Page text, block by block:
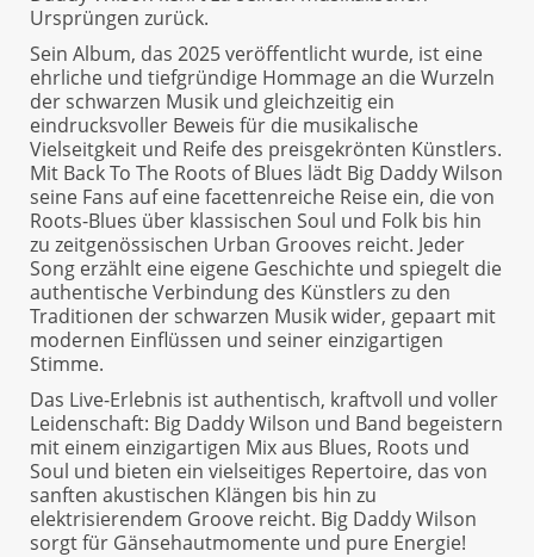
Ursprüngen zurück.
Sein Album, das 2025 veröffentlicht wurde, ist eine
ehrliche und tiefgründige Hommage an die Wurzeln
der schwarzen Musik und gleichzeitig ein
eindrucksvoller Beweis für die musikalische
Vielseitgkeit und Reife des preisgekrönten Künstlers.
Mit Back To The Roots of Blues lädt Big Daddy Wilson
seine Fans auf eine facettenreiche Reise ein, die von
Roots-Blues über klassischen Soul und Folk bis hin
zu zeitgenössischen Urban Grooves reicht. Jeder
Song erzählt eine eigene Geschichte und spiegelt die
authentische Verbindung des Künstlers zu den
Traditionen der schwarzen Musik wider, gepaart mit
modernen Einflüssen und seiner einzigartigen
Stimme.
Das Live-Erlebnis ist authentisch, kraftvoll und voller
Leidenschaft: Big Daddy Wilson und Band begeistern
mit einem einzigartigen Mix aus Blues, Roots und
Soul und bieten ein vielseitiges Repertoire, das von
sanften akustischen Klängen bis hin zu
elektrisierendem Groove reicht. Big Daddy Wilson
sorgt für Gänsehautmomente und pure Energie!